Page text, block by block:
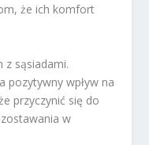
że ich komfort
z sąsiadami.
pozytywny wpływ na
przyczynić się do
w